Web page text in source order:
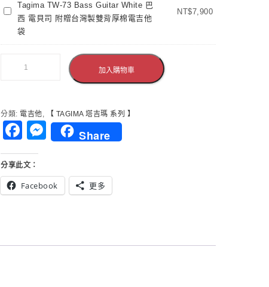
浪
袋
他
漸
瑪
他
漸
層
色
角
附
美
Tagima
TW-
Guitar
電
貝
司
附
贈
台
灣
厚
Tagima TW-73 Bass Guitar White 巴
西 電貝司 附贈台灣製雙背厚棉電吉他
袋
NT$7,900
加入購物車
分類: 電吉他, 【 TAGIMA 塔吉瑪 系列 】
Facebook
Messenger
Share
分享此文：
Facebook 更多